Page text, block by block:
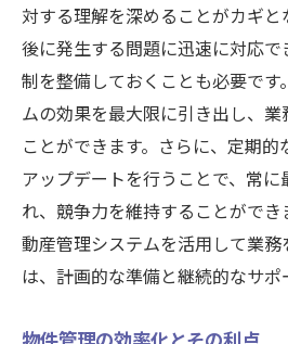
対する理解を深めることがカギと
後に発生する問題に迅速に対応
制を整備しておくことも必要です
ムの効果を最大限に引き出し、業
ことができます。さらに、定期的
アップデートを行うことで、常に
れ、競争力を維持することができ
動産管理システムを活用して業
は、計画的な準備と継続的なサポ